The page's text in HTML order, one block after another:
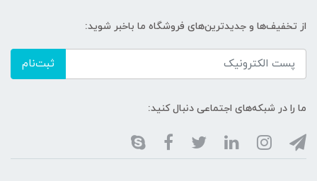
از تخفیف‌ها و جدیدترین‌های فروشگاه ما باخبر شوید:
ثبت‌نام
ما را در شبکه‌های اجتماعی دنبال کنید: